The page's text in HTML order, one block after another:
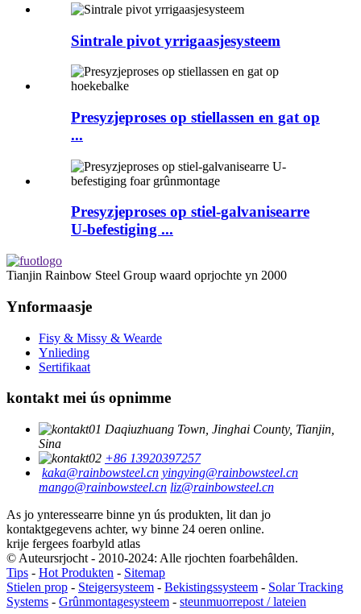
Sintrale pivot yrrigaasjesysteem
Presyzjeproses op stiellassen en gat op
...
Presyzjeproses op stiel-galvanisearre
U-befestiging ...
Tianjin Rainbow Steel Group waard oprjochte yn 2000
Ynformaasje
Fisy & Missy & Wearde
Ynlieding
Sertifikaat
kontakt mei ús opnimme
Daqiuzhuang Town, Jinghai County, Tianjin,
Sina
+86 13920397257
kaka@rainbowsteel.cn yingying@rainbowsteel.cn
mango@rainbowsteel.cn liz@rainbowsteel.cn
As jo ​​ynteressearre binne yn ús produkten, lit dan jo
kontaktgegevens achter, wy binne 24 oeren online.
krije fergees foarbyld atlas
© Auteursrjocht - 2010-2024: Alle rjochten foarbehâlden.
Tips - Hot Produkten - Sitemap
Stielen prop - Steigersysteem - Bekistingssysteem - Solar Tracking
Systems - Grûnmontagesysteem - steunmuorrepost / lateien